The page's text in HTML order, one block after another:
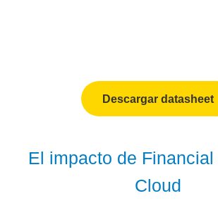
Descargar datasheet
El impacto de
Cloud